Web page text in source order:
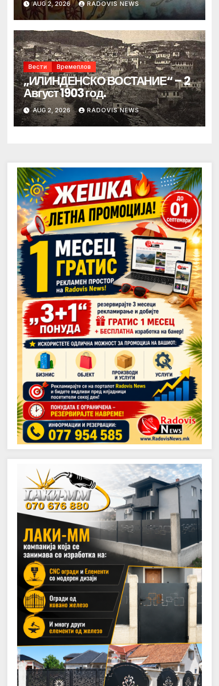
AUG 2, 2026 RADOVIS NEWS
Вести Времеплов
„ИЛИНДЕНСКО ВОСТАНИЕ“ – 2
Август 1903 год.
AUG 2, 2026 RADOVIS NEWS